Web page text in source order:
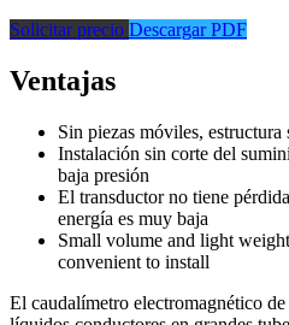
Solicitar precio Descargar PDF
Ventajas
Sin piezas móviles,
Instalación sin corte del
baja presión
El transductor no tiene
energía es muy baja
Small volume and light
convenient to install
El caudalímetro electromagnético